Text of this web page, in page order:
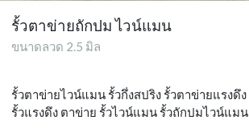
รั้วตาข่ายถักปม ไวน์แมน
ขนาดลวด 2.5 มิล
รั้วตาข่ายไวน์แมน รั้วกึ่งสปริง รั้วตาข่ายแรงดึง
รั้วแรงดึง ตาข่าย รั้วไวน์แมน รั้วถักปมไวน์แมน